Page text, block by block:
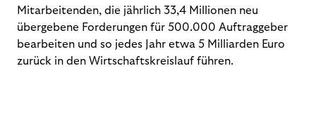
Mitarbeitenden, die jährlich 33,4 Millionen neu
übergebene Forderungen für 500.000 Auftraggeber
bearbeiten und so jedes Jahr etwa 5 Milliarden Euro
zurück in den Wirtschaftskreislauf führen.